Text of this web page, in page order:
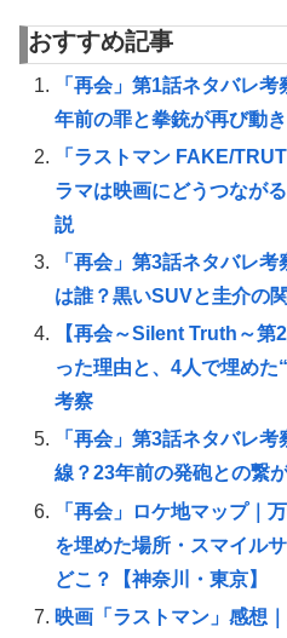
おすすめ記事
「再会」第1話ネタバレ
年前の罪と拳銃が再び動
「ラストマン FAKE/
ラマは映画にどうつなが
説
「再会」第3話ネタバレ
は誰？黒いSUVと圭介の
【再会～Silent Truth～第
った理由と、4人で埋め
考察
「再会」第3話ネタバレ
線？23年前の発砲との繋
「再会」ロケ地マップ｜
を埋めた場所・スマイル
どこ？【神奈川・東京】
映画「ラストマン」感想